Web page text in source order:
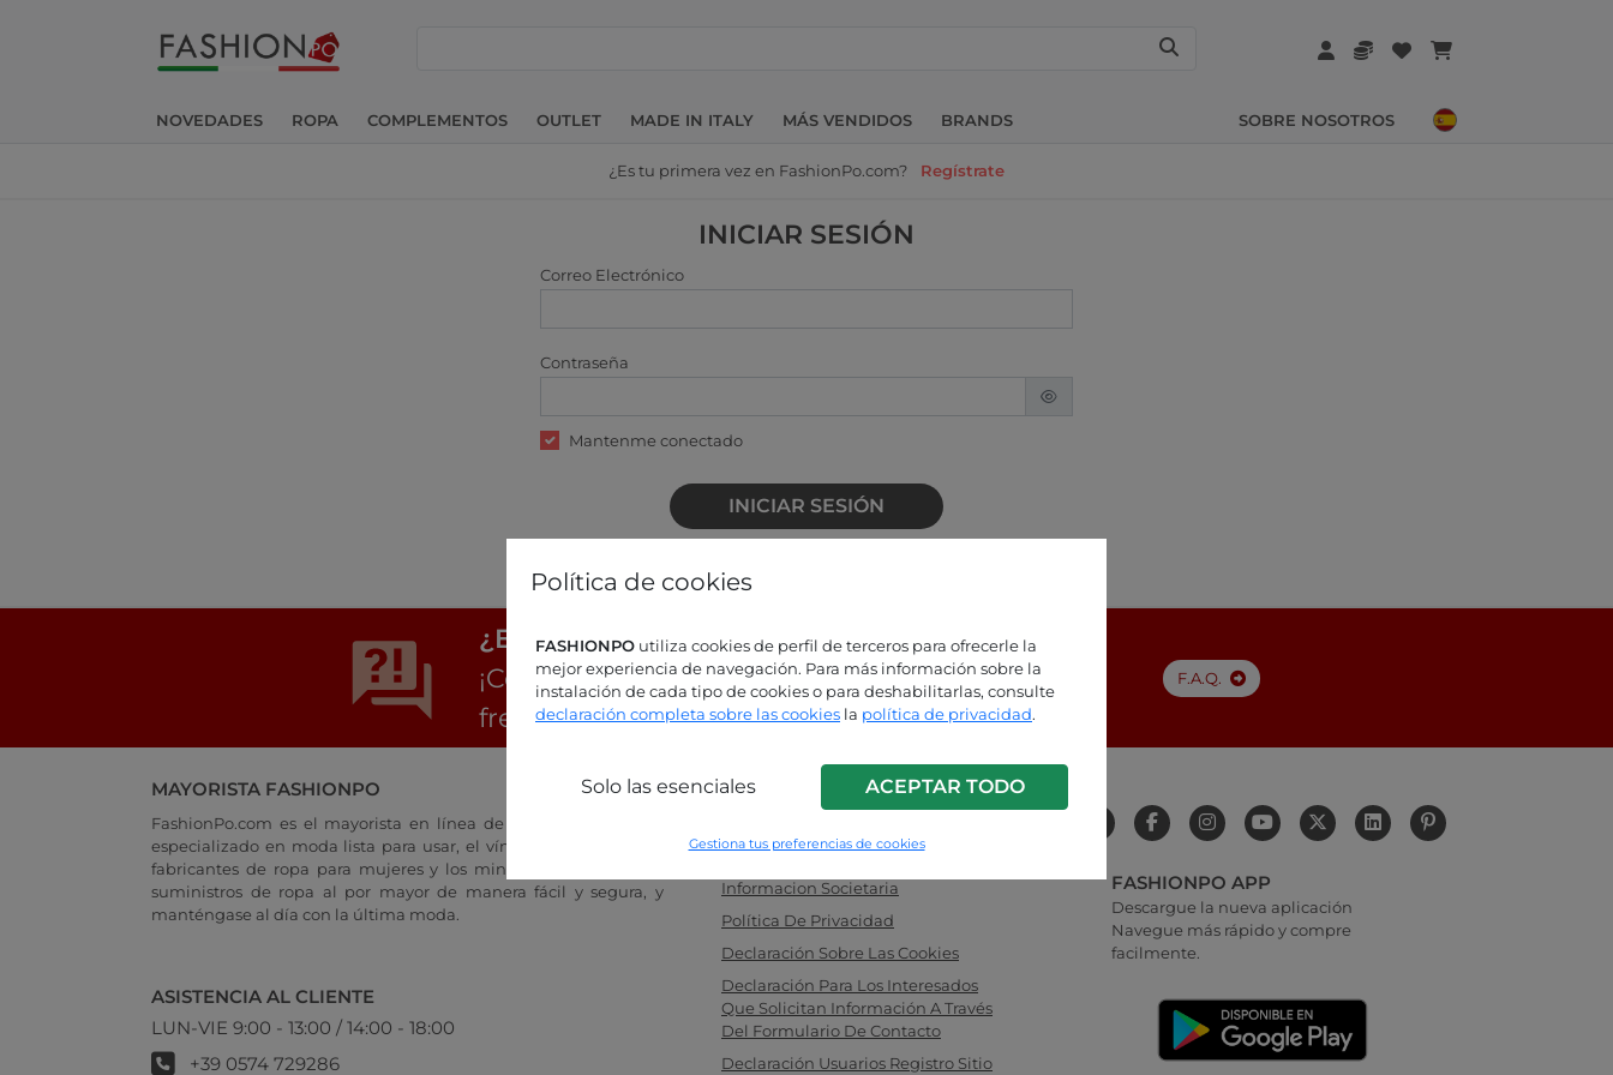
Política de cookies
FASHIONPO utiliza cookies de perfil de terceros para ofrecerle la
mejor experiencia de navegación. Para más información sobre la
instalación de cada tipo de cookies o para deshabilitarlas, consulte
declaración completa sobre las cookies la política de privacidad.
Solo las esenciales ACEPTAR TODO
Gestiona tus preferencias de cookies
NOVEDADES ROPA COMPLEMENTOS OUTLET MADE IN ITALY MÁS VENDIDOS BRANDS SOBRE NOSOTROS
¿Es tu primera vez en FashionPo.com? Regístrate
INICIAR SESIÓN
Correo Electrónico
Contraseña
Mantenme conectado
INICIAR SESIÓN
¿Has olvidado la contraseña?
¿Estás buscando respuestas?
¡Consulta nuestra página de preguntas
frecuentes!
F.A.Q.
MAYORISTA FASHIONPO
FashionPo.com es el mayorista en línea de ropa para mujeres,
especializado en moda lista para usar, el vínculo ideal entre los
fabricantes de ropa para mujeres y los minoristas. Compre sus
suministros de ropa al por mayor de manera fácil y segura, y
manténgase al día con la última moda.
ASISTENCIA AL CLIENTE
LUN-VIE 9:00 - 13:00 / 14:00 - 18:00
+39 0574 729286
INFO LINK
Contacte Con Nosotros
Informacion Societaria
Política De Privacidad
Declaración Sobre Las Cookies
Declaración Para Los Interesados
Que Solicitan Información A Través
Del Formulario De Contacto
Declaración Usuarios Registro Sitio
FASHIONPO APP
Descargue la nueva aplicación
Navegue más rápido y compre
facilmente.